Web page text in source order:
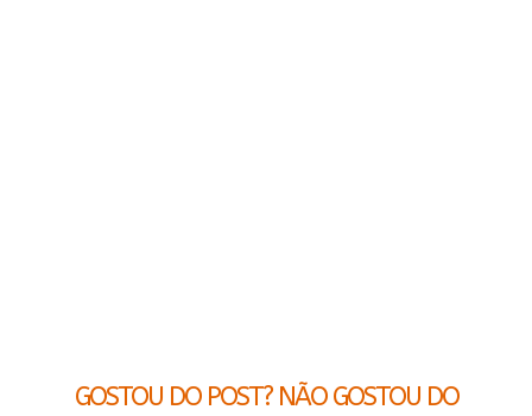
GOSTOU DO POST? NÃO GOSTOU DO